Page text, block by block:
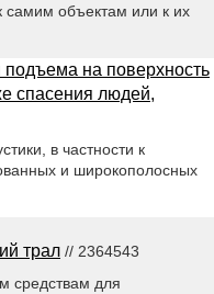
самим объектам или к их
на поверхность
спасения людей,
в частности к
и широкополосных
трал // 2364543
средствам для